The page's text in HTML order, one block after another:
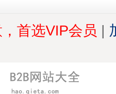
，首选VIP会员 |